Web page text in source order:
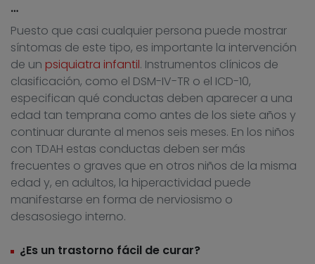
…
Puesto que casi cualquier persona puede mostrar
síntomas de este tipo, es importante la intervención
de un psiquiatra infantil. Instrumentos clínicos de
clasificación, como el DSM-IV-TR o el ICD-10,
especifican qué conductas deben aparecer a una
edad tan temprana como antes de los siete años y
continuar durante al menos seis meses. En los niños
con TDAH estas conductas deben ser más
frecuentes o graves que en otros niños de la misma
edad y, en adultos, la hiperactividad puede
manifestarse en forma de nerviosismo o
desasosiego interno.
¿Es un trastorno fácil de curar?